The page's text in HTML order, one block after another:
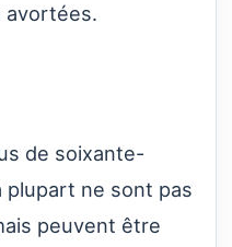
avortées.
de soixante-
plupart ne sont pas
peuvent être